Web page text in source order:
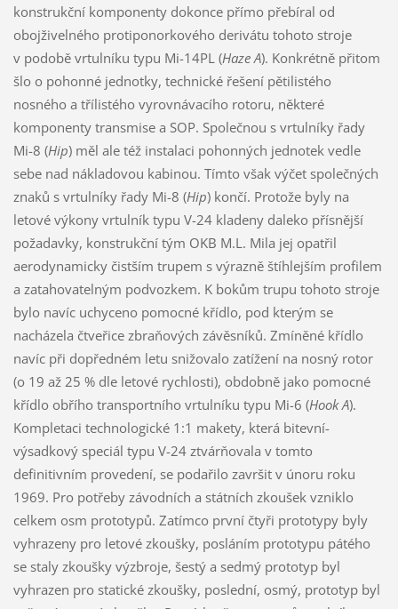
konstrukční komponenty dokonce přímo přebíral od
obojživelného protiponorkového derivátu tohoto stroje
v podobě vrtulníku typu Mi-14PL (Haze A). Konkrétně přitom
šlo o pohonné jednotky, technické řešení pětilistého
nosného a třílistého vyrovnávacího rotoru, některé
komponenty transmise a SOP. Společnou s vrtulníky řady
Mi-8 (Hip) měl ale též instalaci pohonných jednotek vedle
sebe nad nákladovou kabinou. Tímto však výčet společných
znaků s vrtulníky řady Mi-8 (Hip) končí. Protože byly na
letové výkony vrtulník typu V-24 kladeny daleko přísnější
požadavky, konstrukční tým OKB M.L. Mila jej opatřil
aerodynamicky čistším trupem s výrazně štíhlejším profilem
a zatahovatelným podvozkem. K bokům trupu tohoto stroje
bylo navíc uchyceno pomocné křídlo, pod kterým se
nacházela čtveřice zbraňových závěsníků. Zmíněné křídlo
navíc při dopředném letu snižovalo zatížení na nosný rotor
(o 19 až 25 % dle letové rychlosti), obdobně jako pomocné
křídlo obřího transportního vrtulníku typu Mi-6 (Hook A).
Kompletaci technologické 1:1 makety, která bitevní-
výsadkový speciál typu V-24 ztvárňovala v tomto
definitivním provedení, se podařilo završit v únoru roku
1969. Pro potřeby závodních a státních zkoušek vzniklo
celkem osm prototypů. Zatímco první čtyři prototypy byly
vyhrazeny pro letové zkoušky, posláním prototypu pátého
se staly zkoušky výzbroje, šestý a sedmý prototyp byl
vyhrazen pro statické zkoušky, poslední, osmý, prototyp byl